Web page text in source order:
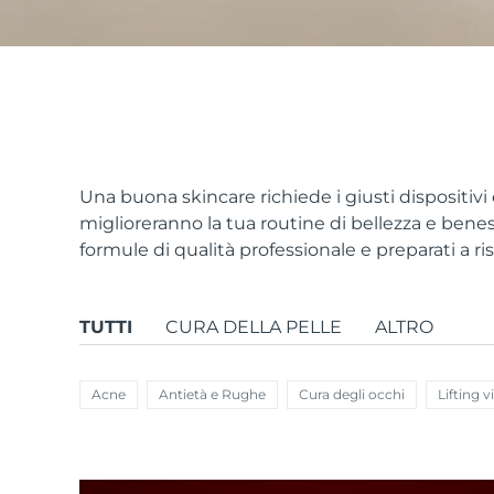
Una buona skincare richiede i giusti
miglioreranno la tua routine di bellezza e
formule di qualità professionale e preparati a
TUTTI CURA DELLA PELLE ALTRO
Acne Antietà e Rughe Cura degli occhi Lifting
FAQ™ Dual LED Panel
Offerte speciali Bestseller